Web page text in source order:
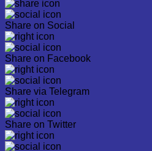
Share on Social
Share on Facebook
Share via Telegram
Share on Twitter